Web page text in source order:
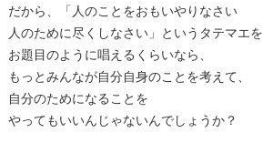
だから、「人のことをおもいやりなさい
人のために尽くしなさい」というタテマエを
お題目のように唱えるくらいなら、
もっとみんなが自分自身のことを考えて、
自分のためになることを
やってもいいんじゃないんでしょうか？